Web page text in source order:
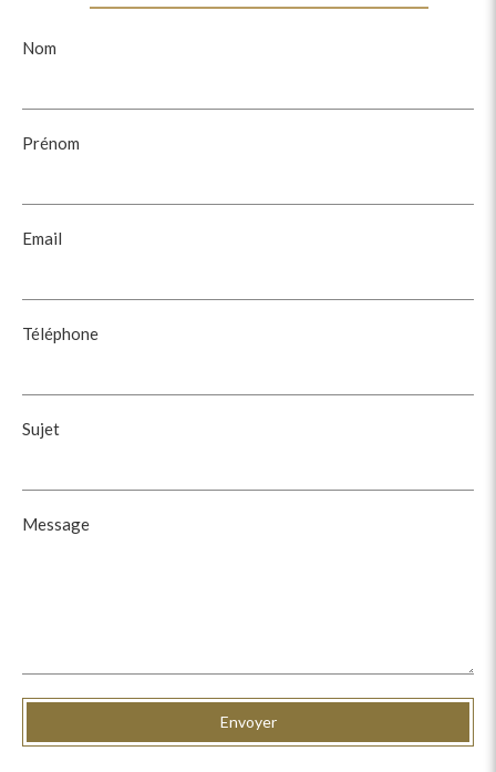
Nom
Prénom
Email
Téléphone
Sujet
Message
Envoyer